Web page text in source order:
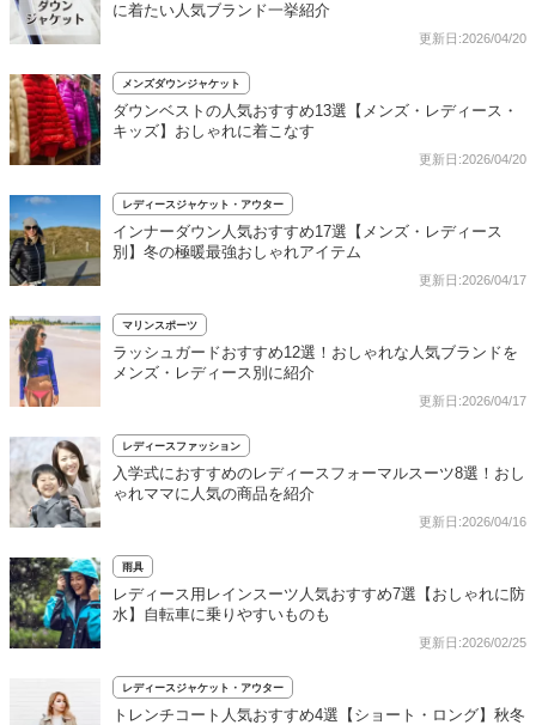
に着たい人気ブランド一挙紹介
更新日:2026/04/20
メンズダウンジャケット
ダウンベストの人気おすすめ13選【メンズ・レディース・
キッズ】おしゃれに着こなす
更新日:2026/04/20
レディースジャケット・アウター
インナーダウン人気おすすめ17選【メンズ・レディース
別】冬の極暖最強おしゃれアイテム
更新日:2026/04/17
マリンスポーツ
ラッシュガードおすすめ12選！おしゃれな人気ブランドを
メンズ・レディース別に紹介
更新日:2026/04/17
レディースファッション
入学式におすすめのレディースフォーマルスーツ8選！おし
ゃれママに人気の商品を紹介
更新日:2026/04/16
雨具
レディース用レインスーツ人気おすすめ7選【おしゃれに防
水】自転車に乗りやすいものも
更新日:2026/02/25
レディースジャケット・アウター
トレンチコート人気おすすめ4選【ショート・ロング】秋冬